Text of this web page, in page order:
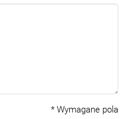
* Wymagane pola